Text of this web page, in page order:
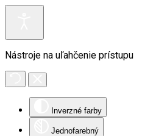
Nástroje na uľahčenie prístupu
Inverzné farby
Jednofarebný